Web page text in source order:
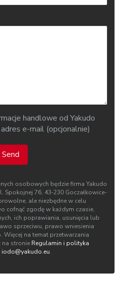
handlowe od Yakudo
e-mail (opcjonalnie)
Send
osobowych będzie firma Yakudo
Spokojnej 76, 43‑230 Goczałkowice-
ale niezbędne w celu
cofnąć zgodę w każdym czasie,
ich poprawiania, usunięcia lub
sprzeciwu, prawo wniesienia
na temat przetwarzania
na stronie Regulamin i polityka
iodo@yakudo.eu.